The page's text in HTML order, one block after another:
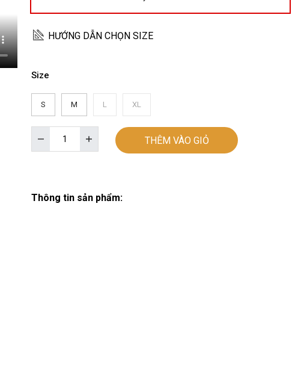
HƯỚNG DẪN CHỌN SIZE
S M L XL
THÊM VÀO GIỎ
Thông tin sản phẩm:
Size